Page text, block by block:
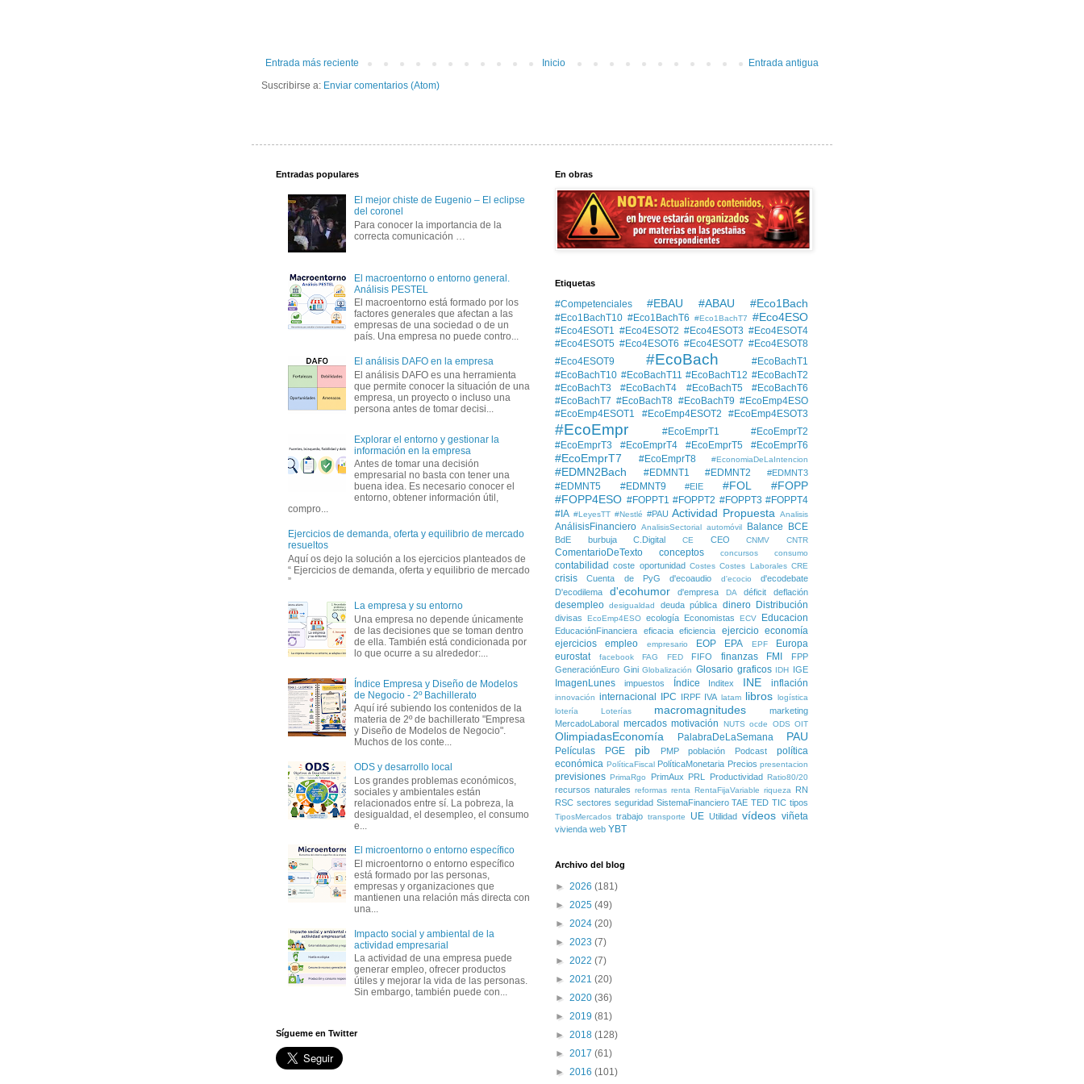
Entrada más reciente Entrada antigua
Inicio
Suscribirse a: Enviar comentarios (Atom)
Entradas populares
El mejor chiste de Eugenio – El eclipse
del coronel
Para conocer la importancia de la
correcta comunicación …
El macroentorno o entorno general.
Análisis PESTEL
El macroentorno está formado por los
factores generales que afectan a las
empresas de una sociedad o de un
país. Una empresa no puede contro...
El análisis DAFO en la empresa
El análisis DAFO es una herramienta
que permite conocer la situación de una
empresa, un proyecto o incluso una
persona antes de tomar decisi...
Explorar el entorno y gestionar la
información en la empresa
Antes de tomar una decisión
empresarial no basta con tener una
buena idea. Es necesario conocer el
entorno, obtener información útil,
compro...
Ejercicios de demanda, oferta y equilibrio de mercado
resueltos
Aquí os dejo la solución a los ejercicios planteados de
“ Ejercicios de demanda, oferta y equilibrio de mercado
”
La empresa y su entorno
Una empresa no depende únicamente
de las decisiones que se toman dentro
de ella. También está condicionada por
lo que ocurre a su alrededor:...
Índice Empresa y Diseño de Modelos
de Negocio - 2º Bachillerato
Aquí iré subiendo los contenidos de la
materia de 2º de bachillerato "Empresa
y Diseño de Modelos de Negocio".
Muchos de los conte...
ODS y desarrollo local
Los grandes problemas económicos,
sociales y ambientales están
relacionados entre sí. La pobreza, la
desigualdad, el desempleo, el consumo
e...
El microentorno o entorno específico
El microentorno o entorno específico
está formado por las personas,
empresas y organizaciones que
mantienen una relación más directa con
una...
Impacto social y ambiental de la
actividad empresarial
La actividad de una empresa puede
generar empleo, ofrecer productos
útiles y mejorar la vida de las personas.
Sin embargo, también puede con...
Sígueme en Twitter
En obras
Etiquetas
#Competenciales #EBAU #ABAU #Eco1Bach
#Eco1BachT10 #Eco1BachT6 #Eco1BachT7 #Eco4ESO
#Eco4ESOT1 #Eco4ESOT2 #Eco4ESOT3 #Eco4ESOT4
#Eco4ESOT5 #Eco4ESOT6 #Eco4ESOT7 #Eco4ESOT8
#Eco4ESOT9
#EcoBach
#EcoBachT1
#EcoBachT10 #EcoBachT11 #EcoBachT12 #EcoBachT2
#EcoBachT3
#EcoBachT4 #EcoBachT5
#EcoBachT6
#EcoBachT7 #EcoBachT8 #EcoBachT9 #EcoEmp4ESO
#EcoEmp4ESOT1
#EcoEmp4ESOT2 #EcoEmp4ESOT3
#EcoEmpr #EcoEmprT1
#EcoEmprT2
#EcoEmprT3
#EcoEmprT4 #EcoEmprT5 #EcoEmprT6
#EcoEmprT7 #EcoEmprT8 #EconomiaDeLaIntencion
#EDMN2Bach #EDMNT1 #EDMNT2 #EDMNT3
#EDMNT5 #EDMNT9 #EIE #FOL
#FOPP
#FOPP4ESO #FOPPT1 #FOPPT2 #FOPPT3 #FOPPT4
#IA #LeyesTT #Nestlé #PAU Actividad Propuesta Analisis
AnálisisFinanciero AnalisisSectorial automóvil Balance BCE
BdE burbuja C.Digital CE CEO CNMV CNTR
ComentarioDeTexto conceptos concursos consumo
contabilidad coste oportunidad Costes Costes Laborales CRE
crisis Cuenta de PyG d'ecoaudio d'ecocio
d'ecodebate
D'ecodilema
d'ecohumor d'empresa DA déficit deflación
desempleo desigualdad deuda pública dinero Distribución
divisas EcoEmp4ESO ecología Economistas ECV Educacion
EducaciónFinanciera eficacia eficiencia
ejercicio economía
ejercicios
empleo empresario EOP EPA EPF
Europa
eurostat
facebook FAG FED FIFO finanzas FMI
FPP
GeneraciónEuro Gini Globalización Glosario graficos IDH IGE
ImagenLunes impuestos Índice Inditex INE inflación
innovación internacional IPC IRPF IVA latam libros logística
lotería
Loterías macromagnitudes
marketing
MercadoLaboral mercados motivación NUTS ocde ODS OIT
OlimpiadasEconomía PalabraDeLaSemana PAU
Películas PGE pib PMP población Podcast
política
económica PolíticaFiscal PolíticaMonetaria Precios presentacion
previsiones PrimaRgo PrimAux PRL Productividad Ratio80/20
recursos naturales reformas renta RentaFijaVariable riqueza
RN
RSC sectores seguridad SistemaFinanciero TAE TED TIC tipos
TiposMercados trabajo transporte UE Utilidad vídeos viñeta
vivienda web YBT
Archivo del blog
► 2026 (181)
► 2025 (49)
► 2024 (20)
► 2023 (7)
► 2022 (7)
► 2021 (20)
► 2020 (36)
► 2019 (81)
► 2018 (128)
► 2017 (61)
► 2016 (101)